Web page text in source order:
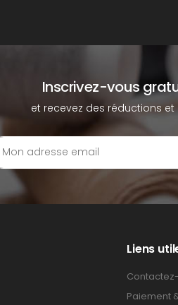
Inscrivez-vous
et recevez des réductions
Liens
Paiement